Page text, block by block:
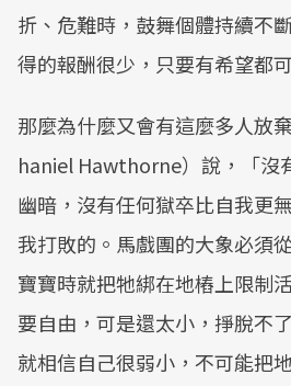
折、危難時，鼓舞個體持續不
得的報酬很少，只要有希望都
那麼為什麼又會有這麼多人放
haniel Hawthorne）說，「沒
幽暗，沒有任何獄卒比自我更
我打敗的。馬戲團的大象必須
寶寶時就把牠綁在地樁上限制
要自由，可是還太小，掙脫不
就相信自己很弱小，不可能把